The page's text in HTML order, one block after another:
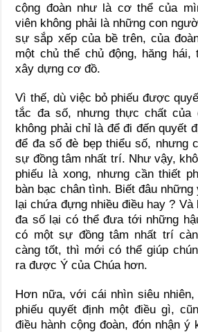
cộng đoàn như là cơ thể của
viên không phải là những con
sự sắp xếp của bề trên, của
một chủ thể chủ động, hăng
xây dựng cơ đồ.
Vì thế, dù việc bỏ phiếu được
tắc đa số, nhưng thực chất của
không phải chỉ là để đi đến quyết
để đa số đè bẹp thiểu số, nhưng
sự đồng tâm nhất trí. Như vậy,
phiếu là xong, nhưng cần thiết
bàn bạc chân tình. Biết đâu
lại chứa đựng nhiều điều hay ? Và
đa số lại có thể đưa tới những
có một sự đồng tâm nhất trí
càng tốt, thì mới có thể giúp
ra được Ý của Chúa hơn.
Hơn nữa, với cái nhìn siêu
phiếu quyết định một điều gì,
điều hành cộng đoàn, đón nhận ý